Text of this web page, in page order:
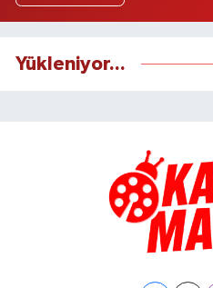
Yükleniyor...